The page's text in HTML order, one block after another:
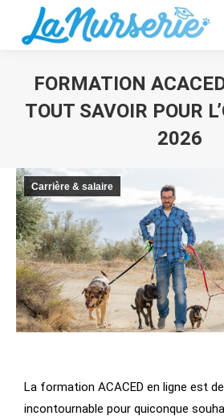
FORMATION
TOUT SAVOIR POUR
2026
Carrière & salaire
La formation ACACED en ligne est
incontournable pour quiconque